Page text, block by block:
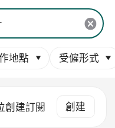
地點 受僱形式
創建訂閱 創建